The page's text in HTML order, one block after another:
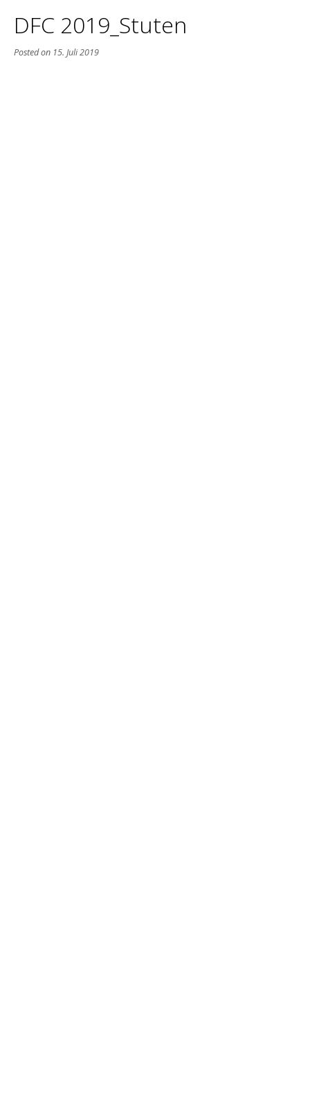
DFC 2019_Stuten
Posted on 15. Juli 2019